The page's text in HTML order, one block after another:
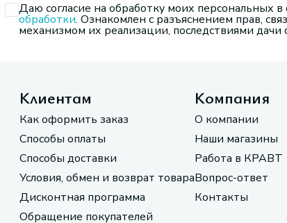
Даю согласие на обработку моих персональных в
обработки. Ознакомлен с разъяснением прав,
механизмом их реализации, последствиями дачи
Клиентам
Как оформить заказ
Способы оплаты
Способы доставки
Условия, обмен и возврат товара
Дисконтная программа
Обращение покупателей
Компания
О компании
Наши магазины
Работа в КРАВТ
Вопрос-ответ
Контакты